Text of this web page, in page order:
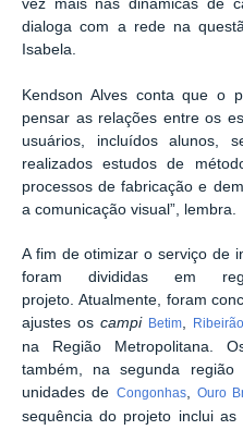
vez mais nas dinâmicas de
dialoga com a rede na
Isabela.
Kendson Alves conta que o
pensar as relações entre os
usuários, incluídos alunos,
realizados estudos de
processos de fabricação e
a comunicação visual”, lembra.
A fim de otimizar o serviço de
foram divididas em
projeto. Atualmente, foram
ajustes os campi Betim,
na Região Metropolitana.
também, na segunda
unidades de Congonhas, Ouro
sequência do projeto inclui